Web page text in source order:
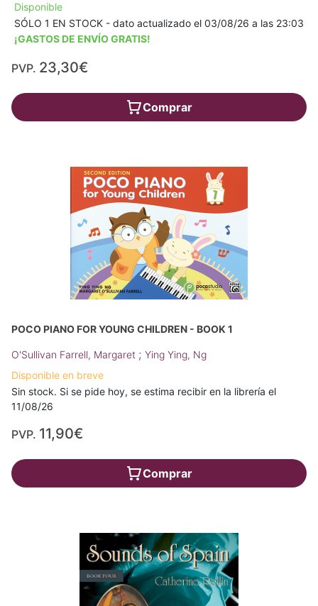
Disponible
SÓLO 1 EN STOCK - dato actualizado el 03/08/26 a las 23:03
¡GASTOS DE ENVÍO GRATIS!
PVP. 23,30€
Comprar
POCO PIANO FOR YOUNG CHILDREN - BOOK 1
O'Sullivan Farrell, Margaret ; Ying Ying, Ng
Disponible en breve
Sin stock. Si se pide hoy, se estima recibir en la librería el
11/08/26
PVP. 11,90€
Comprar